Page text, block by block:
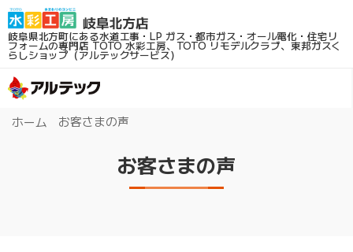
岐阜県北方町にある水道工事・LP ガス・都市ガス・オール電化・住宅リ
フォームの専門店TOTO 水彩工房、TOTO リモデルクラブ、東邦ガスく
らしショップ（アルテックサービス）
ホーム お客さまの声
お客さまの声